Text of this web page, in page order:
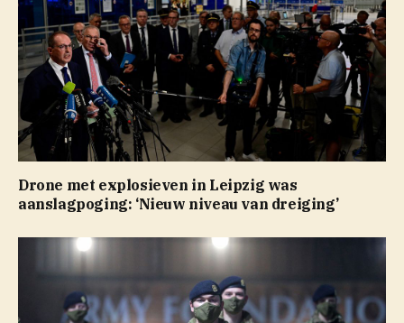
Drone met explosieven in Leipzig was
aanslagpoging: ‘Nieuw niveau van dreiging’